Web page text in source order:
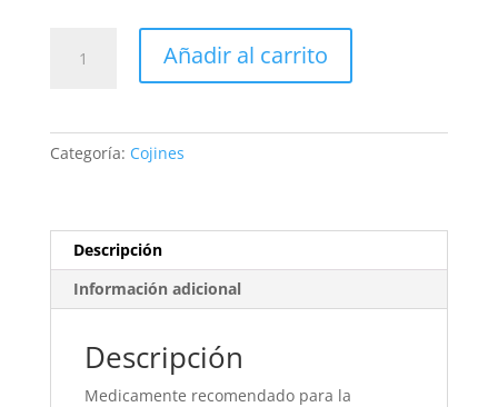
Exelsus
Látex
y
40x40x7,5cm
cantidad
Añadir al carrito
Categoría: Cojines
Descripción
Información adicional
Descripción
Medicamente recomendado para la